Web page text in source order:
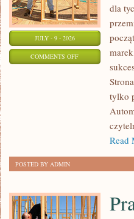
JULY - 9 - 2026
COMMENTS OFFON
WYDARZENIA
SPOTKANIA
KLASYKÓW
dla
tylko
Read
POSTED BY ADMIN